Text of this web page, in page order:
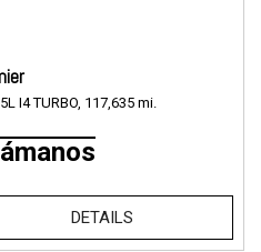
I4 TURBO, 117,635 mi.
DETAILS